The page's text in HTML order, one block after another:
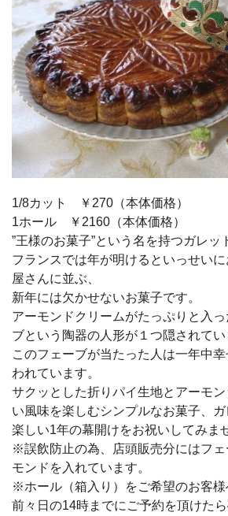
1/8カット ￥270（本体価格）
1ホール ￥2160（本体価格）
”王様のお菓子”という名を持つガレッ
フランスでは年が明けるといっせい
屋さんに並ぶ、
新年には欠かせないお菓子です。
アーモンドクリームがたっぷりと入
ブという陶器の人形が１つ隠されてい
このフェーブが当たった人は一年中
われています。
サクッとした折りパイ生地とアーモ
い風味を楽しむシンプルなお菓子、
楽しい1年の幕開けをお祝いしてみま
※誤飲防止の為、店頭販売分にはフ
モンドを入れています。
※ホール（箱入り）をご希望のお客様
前々日の14時までにご予約を頂けたら